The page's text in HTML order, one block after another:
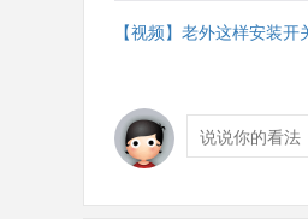
【视频】老外这样安装开